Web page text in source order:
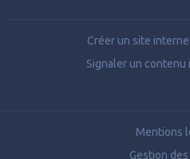
Créer un site
Signaler un
Mentions
Gestion